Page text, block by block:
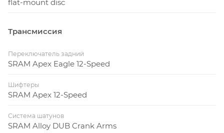
flat-mount disc
Трансмиссия
Переключатель задний
SRAM Apex Eagle 12-Speed
Шифтеры
SRAM Apex 12-Speed
Система шатунов
SRAM Alloy DUB Crank Arms